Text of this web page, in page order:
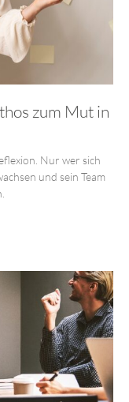
zum Mut in
Nur wer sich
und sein Team